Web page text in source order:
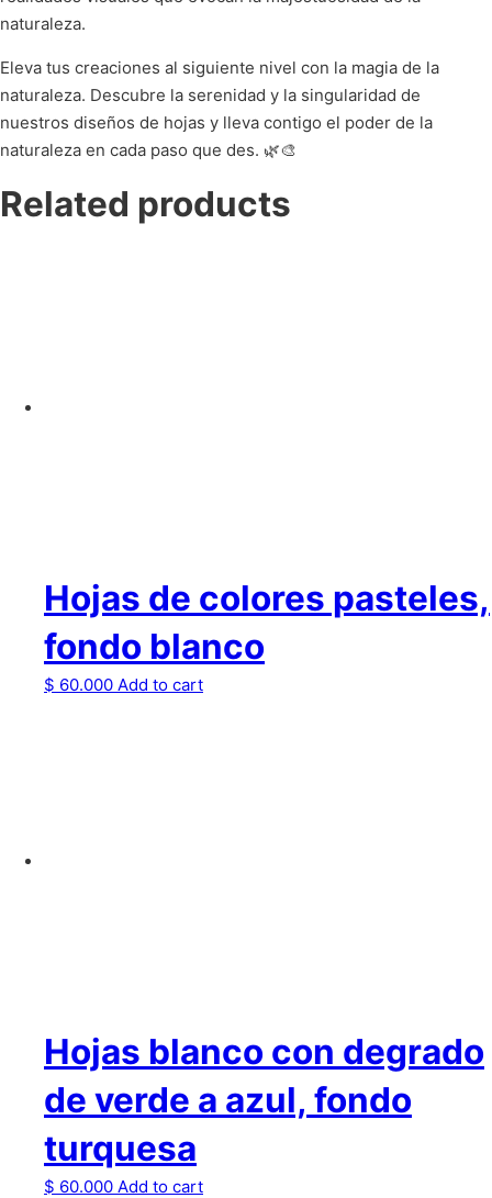
naturaleza.
Eleva tus creaciones al siguiente nivel con la magia de la
naturaleza. Descubre la serenidad y la singularidad de
nuestros diseños de hojas y lleva contigo el poder de la
naturaleza en cada paso que des. 🌿🎨
Related products
Hojas de colores pasteles,
fondo blanco
$ 60.000 Add to cart
Hojas blanco con degrado
de verde a azul, fondo
turquesa
$ 60.000 Add to cart